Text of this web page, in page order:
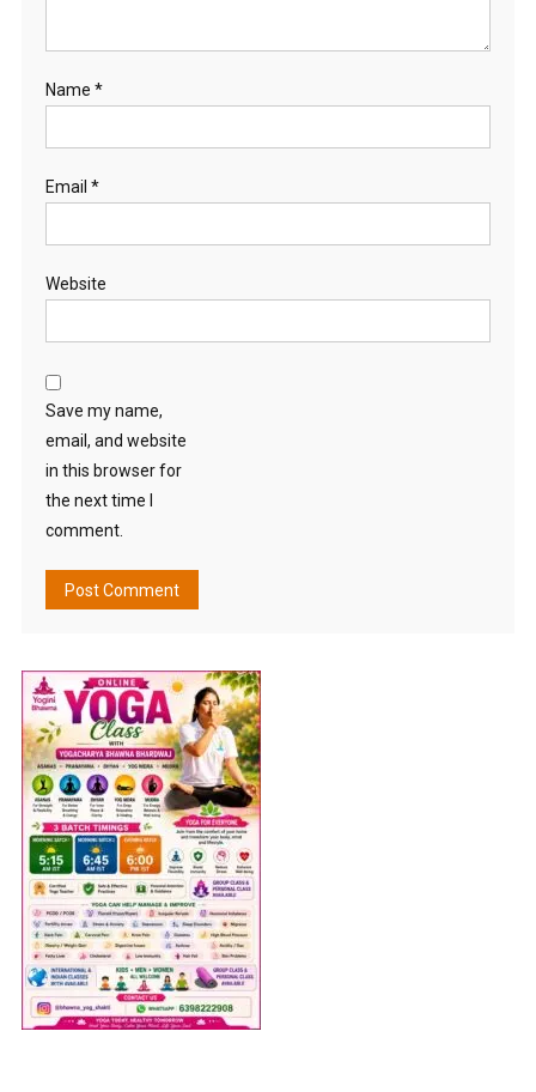
Name *
Email *
Website
Save my name,
email, and website
in this browser for
the next time I
comment.